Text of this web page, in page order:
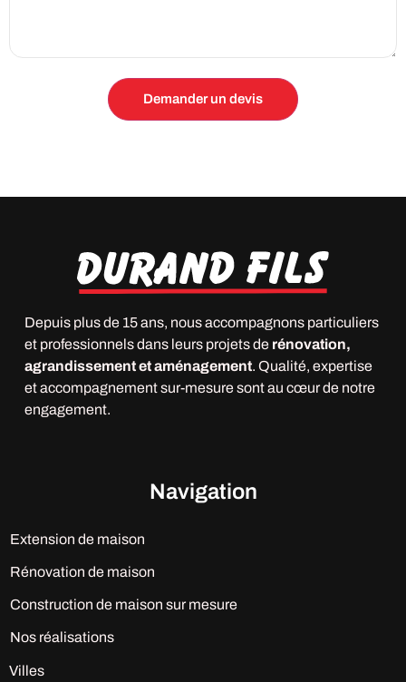
Depuis plus de 15 ans, nous accompagnons particuliers
et professionnels dans leurs projets de rénovation,
agrandissement et aménagement. Qualité, expertise
et accompagnement sur-mesure sont au cœur de notre
engagement.
Navigation
Extension de maison
Rénovation de maison
Construction de maison sur mesure
Nos réalisations
Villes